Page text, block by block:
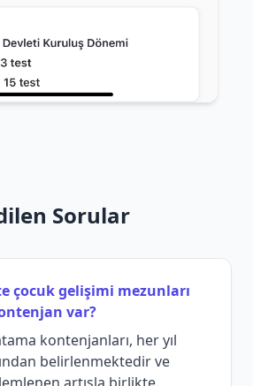
Sorular
çocuk gelişimi mezunları
var?
kontenjanları, her yıl
belirlenmektedir ve
artışla birlikte,